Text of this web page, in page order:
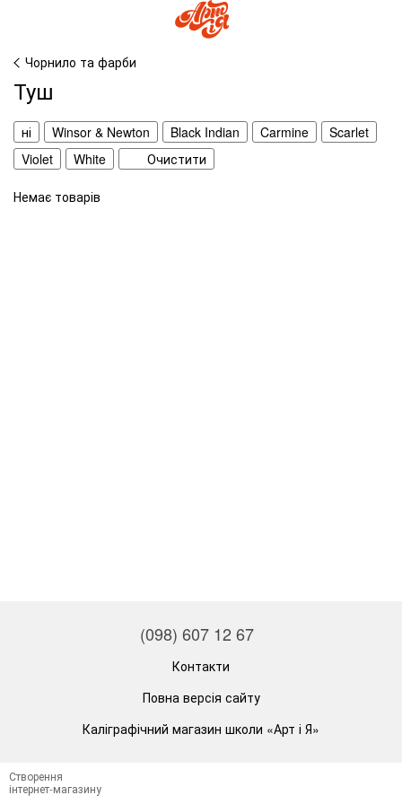
Чорнило та фарби
Туш
ні Winsor & Newton Black Indian Carmine
Scarlet
Violet
White Очистити
Немає товарів
(098) 607 12 67
Контакти
Повна версія сайту
Каліграфічний магазин школи «Арт і Я»
Створення
інтернет-магазину